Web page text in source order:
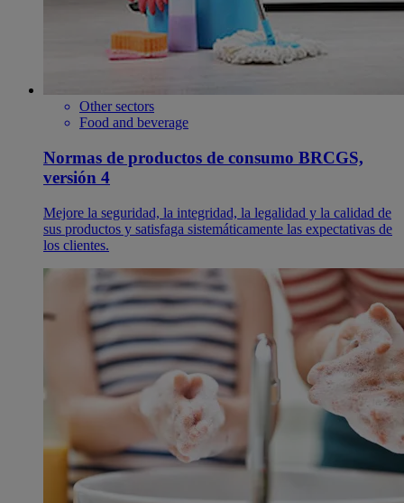
Other sectors
Food and beverage
Normas de productos de consumo BRCGS,
versión 4
Mejore la seguridad, la integridad, la legalidad y la calidad de
sus productos y satisfaga sistemáticamente las expectativas de
los clientes.